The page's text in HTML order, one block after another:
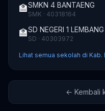
🏫SMKN 4 BANTAENG
SMK · 40318164
🏫SD NEGERI 1
SD · 40303972
Lihat semua sekolah di Kab.
← Kembali